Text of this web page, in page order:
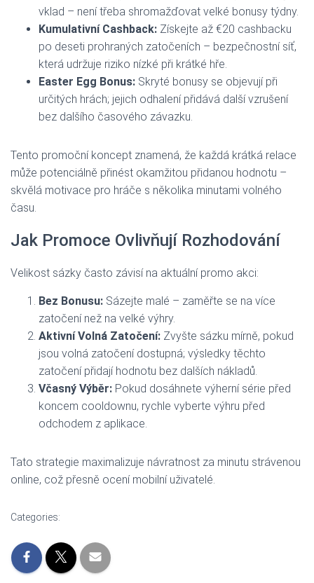
vklad – není třeba shromažďovat velké bonusy týdny.
Kumulativní Cashback: Získejte až €20 cashbacku
po deseti prohraných zatočeních – bezpečnostní síť,
která udržuje riziko nízké při krátké hře.
Easter Egg Bonus: Skryté bonusy se objevují při
určitých hrách; jejich odhalení přidává další vzrušení
bez dalšího časového závazku.
Tento promoční koncept znamená, že každá krátká relace
může potenciálně přinést okamžitou přidanou hodnotu –
skvělá motivace pro hráče s několika minutami volného
času.
Jak Promoce Ovlivňují Rozhodování
Velikost sázky často závisí na aktuální promo akci:
Bez Bonusu: Sázejte malé – zaměřte se na více
zatočení než na velké výhry.
Aktivní Volná Zatočení: Zvyšte sázku mírně, pokud
jsou volná zatočení dostupná; výsledky těchto
zatočení přidají hodnotu bez dalších nákladů.
Včasný Výběr: Pokud dosáhnete výherní série před
koncem cooldownu, rychle vyberte výhru před
odchodem z aplikace.
Tato strategie maximalizuje návratnost za minutu strávenou
online, což přesně ocení mobilní uživatelé.
Categories: